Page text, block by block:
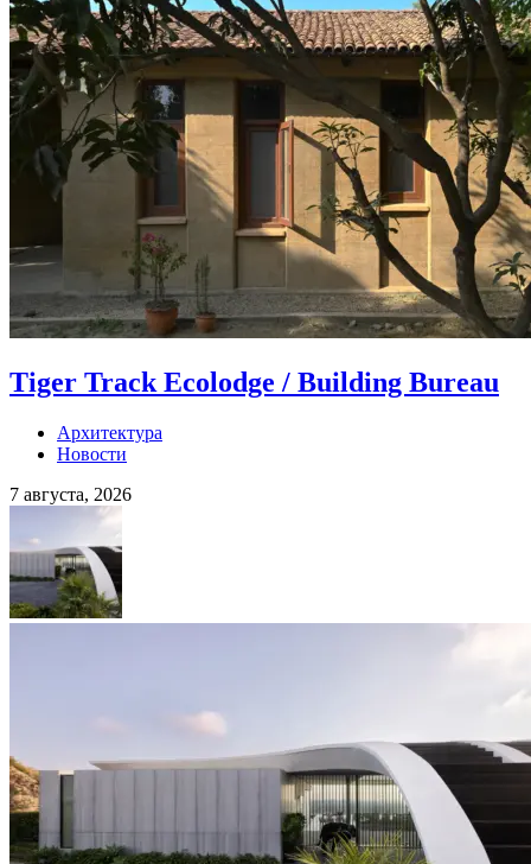
Tiger Track Ecolodge / Building Bureau
Архитектура
Новости
7 августа, 2026